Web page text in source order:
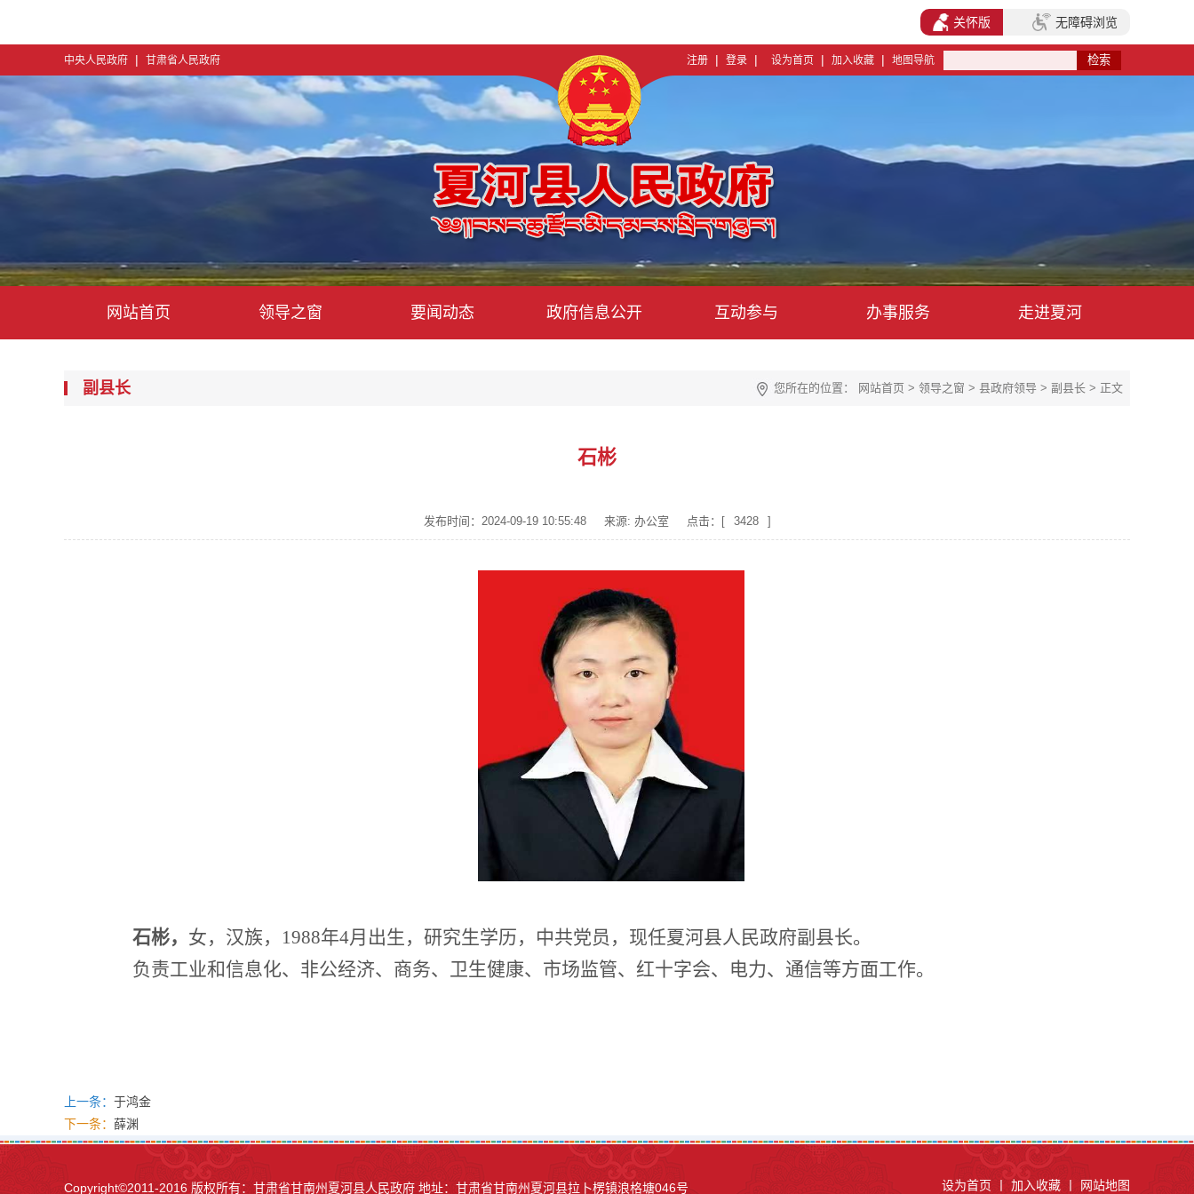
中央人民政府 | 甘肃省人民政府 注册 | 登录 | 设为首页 | 加入收藏 | 地图导航
网站首页 领导之窗 要闻动态 政府信息公开 互动参与 办事服务 走进夏河
副县长 您所在的位置： 网站首页 > 领导之窗 > 县政府领导 > 副县长 > 正文
石彬
发布时间：2024-09-19 10:55:48 来源: 办公室 点击：[ 3428 ]
石彬， 女，汉族， 1988年4月出生，研究生学历，中共党员，现任夏河县人民政府副县长。
负责工业和信息化、非公经济、商务、卫生健康、市场监管、红十字会、电力、通信等方面工作。
上一条： 于鸿金
下一条： 薛渊
Copyright©2011-2016 版权所有：甘肃省甘南州夏河县人民政府 地址：甘肃省甘南州夏河县拉卜楞镇浪格塘046号
关怀版 无障碍浏览
设为首页丨 加入收藏 网站地图